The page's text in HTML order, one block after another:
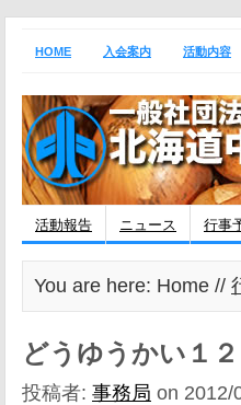
HOME 入会案内 活動内容
活動報告 ニュース 行事
You are here: Home //
どうゆうかい１
投稿者: 事務局 on 2012/